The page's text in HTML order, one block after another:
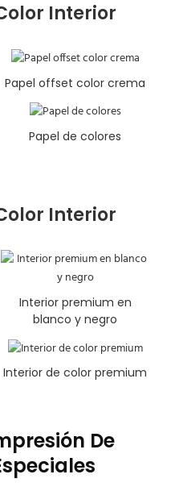
Interior
Papel offset color crema
Papel de colores
Interior
Interior premium en
blanco y negro
Interior de color premium
De